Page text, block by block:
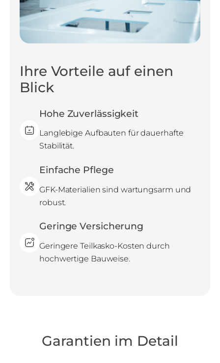
Ihre Vorteile auf einen
Blick
Hohe Zuverlässigkeit
Langlebige Aufbauten für dauerhafte
Stabilität.
Einfache Pflege
GFK-Materialien sind wartungsarm und
robust.
Geringe Versicherung
Geringere Teilkasko-Kosten durch
hochwertige Bauweise.
Garantien im Detail